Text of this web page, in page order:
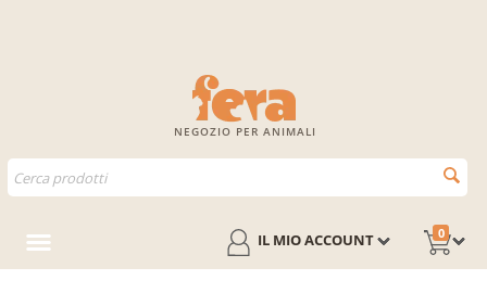
NEGOZIO PER ANIMALI
0
IL MIO ACCOUNT